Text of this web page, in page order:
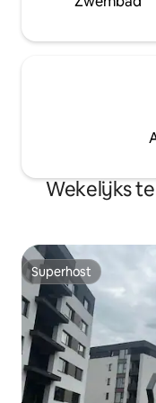
Wekelijks
Superhost
Superhost